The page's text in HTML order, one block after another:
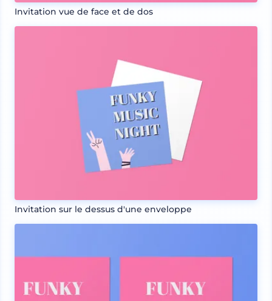
Invitation vue de face et de dos
Invitation sur le dessus d'une enveloppe